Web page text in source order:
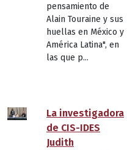
pensamiento de
Alain Touraine y sus
huellas en México y
América Latina", en
las que p...
La investigadora
de CIS-IDES
Judith